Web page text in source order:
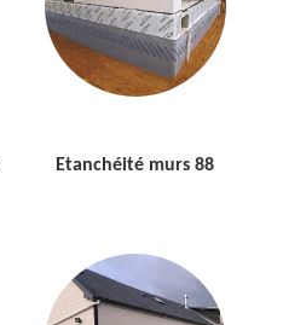
Etanchéité murs 88